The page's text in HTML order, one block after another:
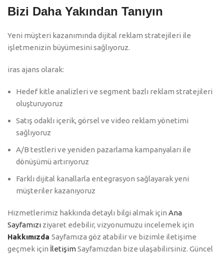
Bizi Daha Yakından Tanıyın
Yeni müşteri kazanımında dijital reklam stratejileri ile
işletmenizin büyümesini sağlıyoruz.
iras ajans olarak:
Hedef kitle analizleri ve segment bazlı reklam stratejileri
oluşturuyoruz
Satış odaklı içerik, görsel ve video reklam yönetimi
sağlıyoruz
A/B testleri ve yeniden pazarlama kampanyaları ile
dönüşümü artırıyoruz
Farklı dijital kanallarla entegrasyon sağlayarak yeni
müşteriler kazanıyoruz
Hizmetlerimiz hakkında detaylı bilgi almak için Ana
Sayfamızı ziyaret edebilir, vizyonumuzu incelemek için
Hakkımızda Sayfamıza göz atabilir ve bizimle iletişime
geçmek için İletişimSayfamızdan bize ulaşabilirsiniz. Güncel